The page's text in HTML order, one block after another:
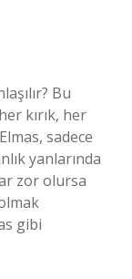
Bu
kırık, her
sadece
yanlarında
zor olursa
gibi